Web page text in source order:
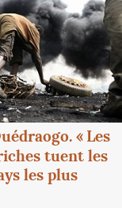
« Les
tuent les
les plus